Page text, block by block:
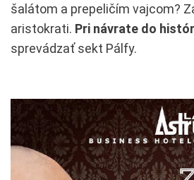
šalátom a prepeličím vajcom?
aristokrati. Pri návrate do
sprevádzať sekt Pálfy.